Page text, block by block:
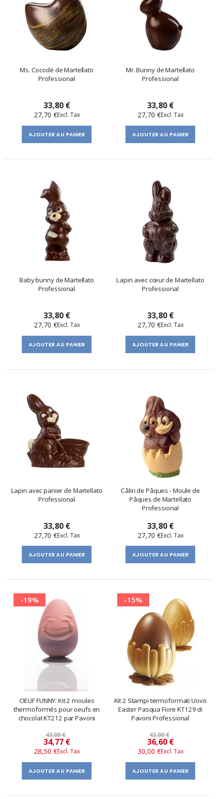
Ms. Cocodè de Martellato
Professional
33,80 €
27,70 €
AJOUTER AU PANIER
Mr. Bunny de Martellato
Professional
33,80 €
27,70 €
AJOUTER AU PANIER
Baby bunny de Martellato
Professional
33,80 €
27,70 €
AJOUTER AU PANIER
Lapin avec cœur de Martellato
Professional
33,80 €
27,70 €
AJOUTER AU PANIER
Lapin avec panier de Martellato
Professional
33,80 €
27,70 €
AJOUTER AU PANIER
Câlin de Pâques - Moule de
Pâques de Martellato
Professional
33,80 €
27,70 €
AJOUTER AU PANIER
-19%
OEUF FUNNY: Kit 2 moules
thermoformés pour oeufs en
chocolat KT212 par Pavoni
43,00 €
Prix
​​
spécial
34,77 €
28,50 €
AJOUTER AU PANIER
-15%
Kit 2 Stampi termoformati Uovo
Easter Pasqua Fiore KT129 di
Pavoni Professional
43,00 €
Prix
​​
spécial
36,60 €
30,00 €
AJOUTER AU PANIER